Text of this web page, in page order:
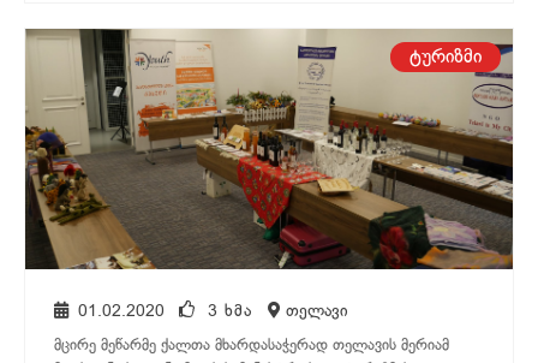
ტურიზმი
თელავი
01.02.2020 3 ᲮᲛᲐ თელავი
მცირე მეწარმე ქალთა მხარდასაჭერად თელავის მერიამ